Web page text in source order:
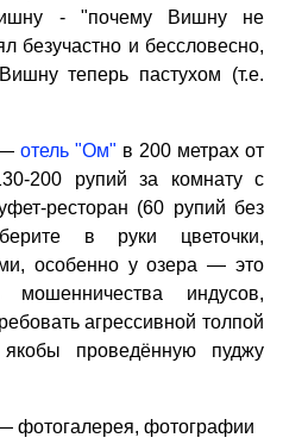
- "почему Вишну не
безучастно и бессловесно,
теперь пастухом (т.е.
отель "Ом" в 200 метрах от
200 рупий за комнату с
ресторан (60 рупий без
в руки цветочки,
особенно у озера — это
мошенничества индусов,
агрессивной толпой
проведённую пуджу
фотогалерея, фотографии